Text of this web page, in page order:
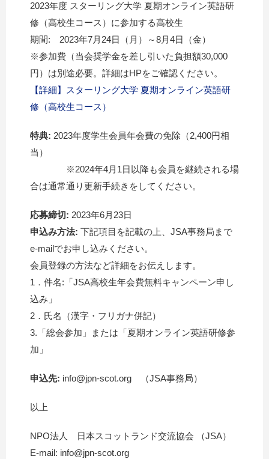
2023年度 スターリング大学 夏期オンライン英語研
修（高校生コース）に参加する高校生
期間: 2023年7月24日（月）～8月4日（金）
※参加費（当会奨学金を差し引いた負担額30,000
円）は別途必要。詳細はHPをご確認ください。
【詳細】スターリング大学 夏期オンライン英語研
修（高校生コース）
特典: 2023年度学生会員年会費の免除（2,400円相
当）
※2024年4月1日以降も会員を継続される場
合は通常通り更新手続きをしてください。
応募締切: 2023年6月23日
申込み方法: 下記項目を記載の上、JSA事務局まで
e-mailでお申し込みください。
会員登録の方法など詳細をお伝えします。
1．件名:「JSA高校生年会費無料キャンペーン申し
込み」
2．氏名（漢字・フリガナ併記）
3.「総会参加」または「夏期オンライン英語研修参
加」
申込先: info@jpn-scot.org （JSA事務局）
以上
NPO法人 日本スコットランド交流協会 （JSA）
E-mail: info@jpn-scot.org